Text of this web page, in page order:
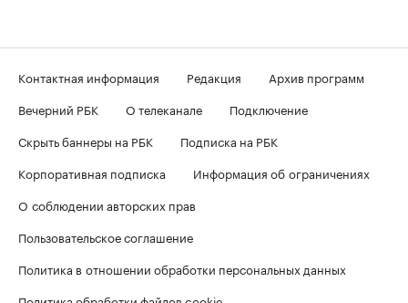
Контактная информация Редакция
Архив программ
Вечерний РБК
О телеканале
Подключение
Скрыть баннеры на РБК
Подписка на РБК
Корпоративная подписка
Информация об ограничениях
О соблюдении авторских прав
Пользовательское соглашение
Политика в отношении обработки персональных данных